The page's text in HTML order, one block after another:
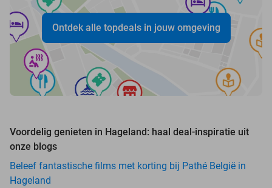
Ontdek alle topdeals in jouw omgeving
Voordelig genieten in Hageland: haal deal-inspiratie uit
onze blogs
Beleef fantastische films met korting bij Pathé België in
Hageland